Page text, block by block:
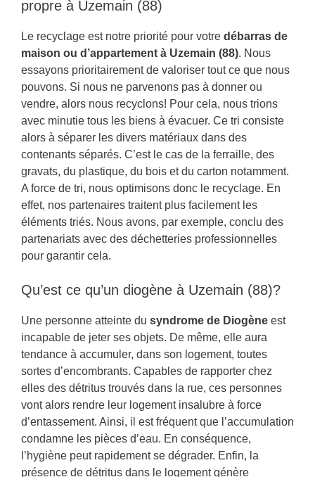
propre à Uzemain (88)
Le recyclage est notre priorité pour votre débarras de
maison ou d’appartement à Uzemain (88). Nous
essayons prioritairement de valoriser tout ce que nous
pouvons. Si nous ne parvenons pas à donner ou
vendre, alors nous recyclons! Pour cela, nous trions
avec minutie tous les biens à évacuer. Ce tri consiste
alors à séparer les divers matériaux dans des
contenants séparés. C’est le cas de la ferraille, des
gravats, du plastique, du bois et du carton notamment.
A force de tri, nous optimisons donc le recyclage. En
effet, nos partenaires traitent plus facilement les
éléments triés. Nous avons, par exemple, conclu des
partenariats avec des déchetteries professionnelles
pour garantir cela.
Qu’est ce qu’un diogène à Uzemain (88)?
Une personne atteinte du syndrome de Diogène est
incapable de jeter ses objets. De même, elle aura
tendance à accumuler, dans son logement, toutes
sortes d’encombrants. Capables de rapporter chez
elles des détritus trouvés dans la rue, ces personnes
vont alors rendre leur logement insalubre à force
d’entassement. Ainsi, il est fréquent que l’accumulation
condamne les pièces d’eau. En conséquence,
l’hygiène peut rapidement se dégrader. Enfin, la
présence de détritus dans le logement génère